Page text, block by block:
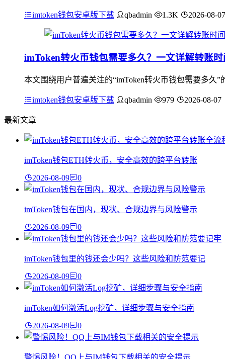
imtoken钱包安卓版下载 qbadmin 1.3K 2026-08-07
imToken转火币钱包需要多久？一文详解转账
本文围绕用户普遍关注的“imToken转火币钱包需要多久
imtoken钱包安卓版下载 qbadmin 979 2026-08-07
最新文章
imToken钱包ETH转火币，安全高效的跨平台转账
2026-08-09 0
imToken钱包在国内，现状、合规边界与风险警示
2026-08-09 0
imToken钱包里的钱还会少吗？这些风险和防范要记
2026-08-09 0
imToken如何激活Log挖矿，详细步骤与安全指南
2026-08-09 0
警惕风险！QQ上与IM钱包下载相关的安全提示